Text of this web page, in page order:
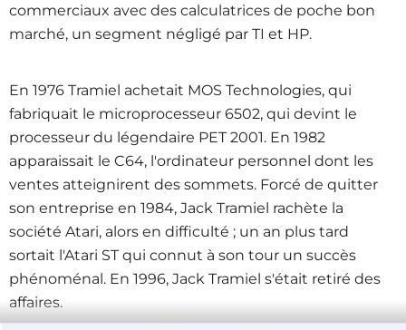
commerciaux avec des calculatrices de poche bon
marché, un segment négligé par TI et HP.
En 1976 Tramiel achetait MOS Technologies, qui
fabriquait le microprocesseur 6502, qui devint le
processeur du légendaire PET 2001. En 1982
apparaissait le C64, l'ordinateur personnel dont les
ventes atteignirent des sommets. Forcé de quitter
son entreprise en 1984, Jack Tramiel rachète la
société Atari, alors en difficulté ; un an plus tard
sortait l'Atari ST qui connut à son tour un succès
phénoménal. En 1996, Jack Tramiel s'était retiré des
affaires.